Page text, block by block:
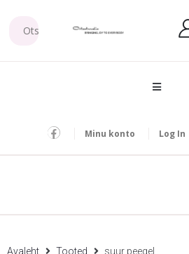
Minu konto Log In
Avaleht Tooted suur peegel